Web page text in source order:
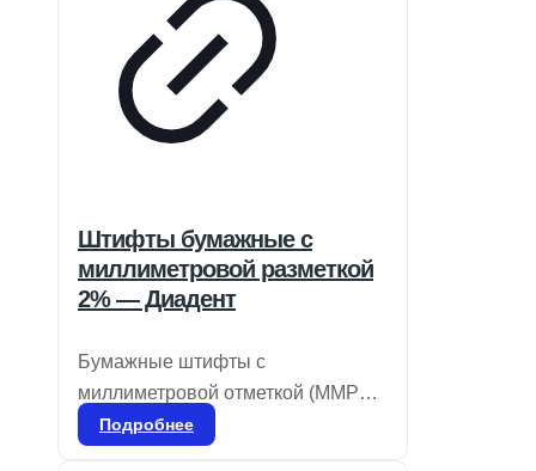
Штифты бумажные с
миллиметровой разметкой
2% — Диадент
Бумажные штифты с
миллиметровой отметкой (MMPP)
предназначены для
Подробнее